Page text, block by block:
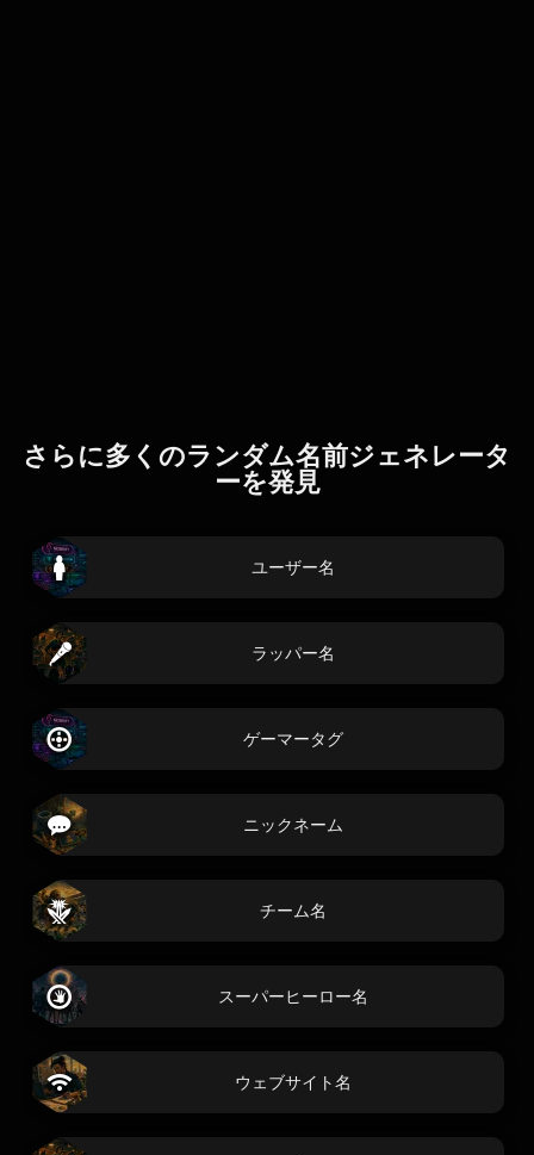
さらに多くのランダム名前ジェネレータ
ーを発見
ユーザー名
ラッパー名
ゲーマータグ
ニックネーム
チーム名
スーパーヒーロー名
ウェブサイト名